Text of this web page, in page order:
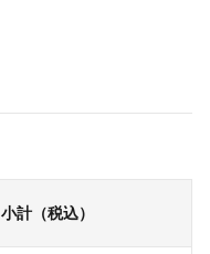
小計（税込）